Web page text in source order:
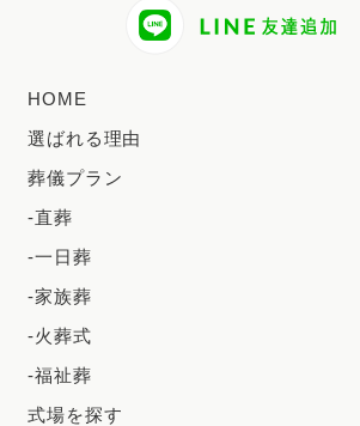
2024年6月
2024年5月
2024年2月
2023年12月
2023年11月
2023年10月
HOME
選ばれる理由
葬儀プラン
-直葬
-一日葬
-家族葬
-火葬式
-福祉葬
式場を探す